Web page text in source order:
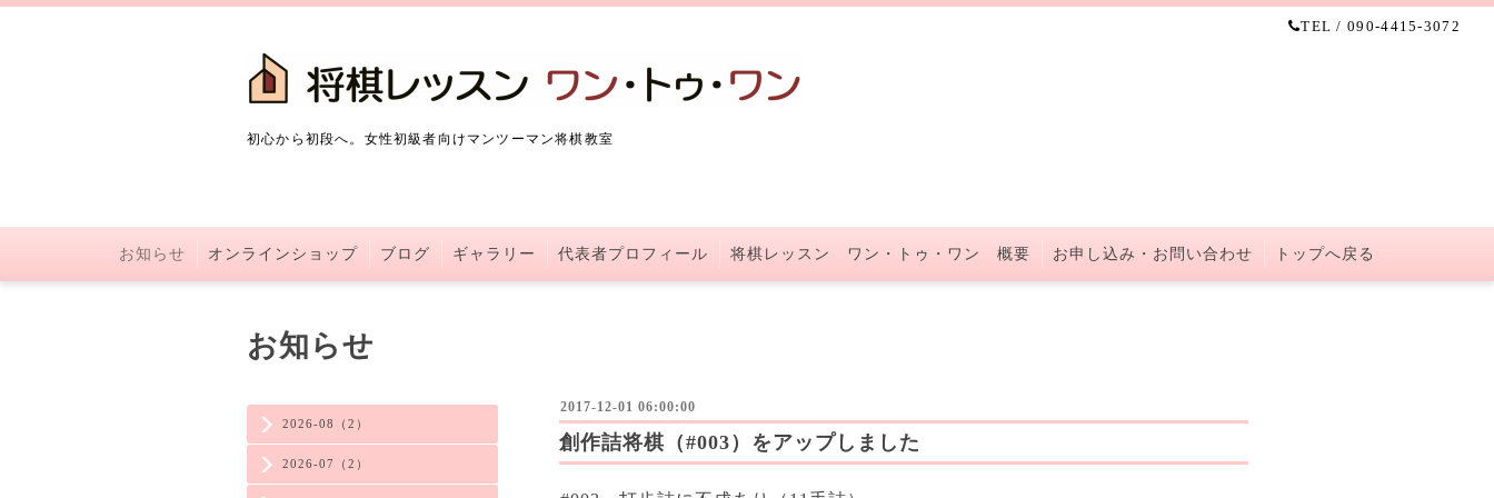
TEL / 090-4415-3072
初心から初段へ。女性初級者向けマンツーマン将棋教室
お知らせ オンラインショップ ブログ ギャラリー 代表者プロフィール 将棋レッスン ワン・トゥ・ワン 概要 お申し込み・お問い合わせ トップへ戻る
2026-08（2）
2026-07（2）
お知らせ
2017-12-01 06:00:00
創作詰将棋（#003）をアップしました